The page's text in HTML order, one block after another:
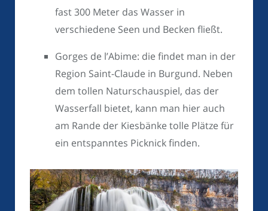
fast 300 Meter das Wasser in
verschiedene Seen und Becken fließt.
Gorges de l’Abime: die findet man in der
Region Saint-Claude in Burgund. Neben
dem tollen Naturschauspiel, das der
Wasserfall bietet, kann man hier auch
am Rande der Kiesbänke tolle Plätze für
ein entspanntes Picknick finden.